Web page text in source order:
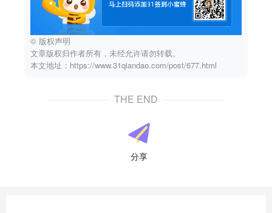
© 版权声明
文章版权归作者所有，未经允许请勿转载。
本文地址：https://www.31qiandao.com/post/677.html
THE END
分享